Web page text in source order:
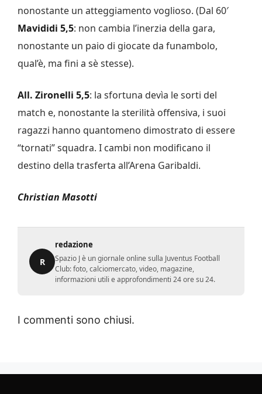
nonostante un atteggiamento voglioso. (Dal 60′
Mavididi 5,5: non cambia l’inerzia della gara,
nonostante un paio di giocate da funambolo,
qual’è, ma fini a sè stesse).
All. Zironelli 5,5: la sfortuna devìa le sorti del
match e, nonostante la sterilità offensiva, i suoi
ragazzi hanno quantomeno dimostrato di essere
“tornati” squadra. I cambi non modificano il
destino della trasferta all’Arena Garibaldi.
Christian Masotti
R
redazione
Spazio J è un giornale online sulla Juventus Football
Club: foto, calciomercato, video, magazine,
informazioni utili e approfondimenti 24 ore su 24.
I commenti sono chiusi.